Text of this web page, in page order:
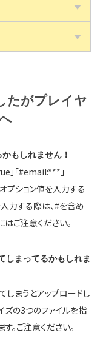
たがプレイヤ
もしれません！
」「#email:***」
プション値を入力する
力する際は、#を含め
ご注意ください。
しまってるかもしれま
しまうとアップロードし
ズの3つのファイルを指
。ご注意ください。